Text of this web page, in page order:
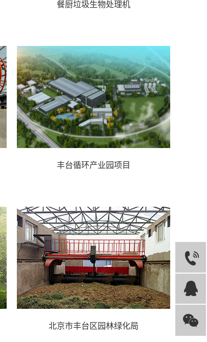
餐厨垃圾生物处理机
丰台循环产业园项目
北京市丰台区园林绿化局